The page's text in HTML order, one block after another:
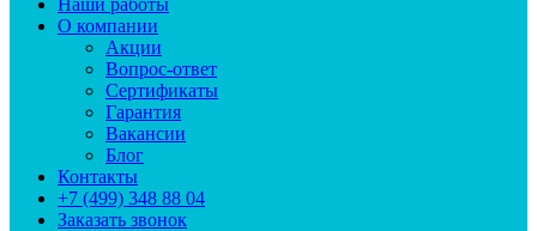
Наши работы
О компании
Акции
Вопрос-ответ
Сертификаты
Гарантия
Вакансии
Блог
Контакты
+7 (499) 348 88 04
Заказать звонок